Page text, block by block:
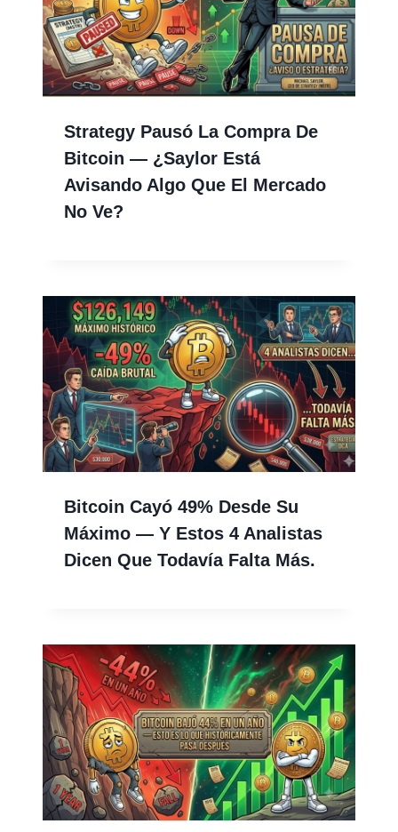
Strategy Pausó La Compra De
Bitcoin — ¿Saylor Está
Avisando Algo Que El Mercado
No Ve?
Bitcoin Cayó 49% Desde Su
Máximo — Y Estos 4 Analistas
Dicen Que Todavía Falta Más.